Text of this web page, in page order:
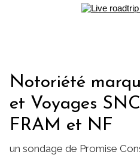
Notoriété
et Voyages
FRAM et NF
un sondage de Promise